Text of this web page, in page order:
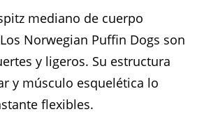
mediano de cuerpo
Norwegian Puffin Dogs son
y ligeros. Su estructura
y músculo esquelética lo
flexibles.